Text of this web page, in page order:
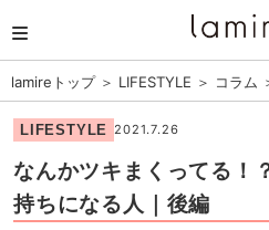
lamireトップ＞ LIFESTYLE ＞ コラム
LIFESTYLE 2021.7.26
なんかツキまくってる！
持ちになる人｜後編